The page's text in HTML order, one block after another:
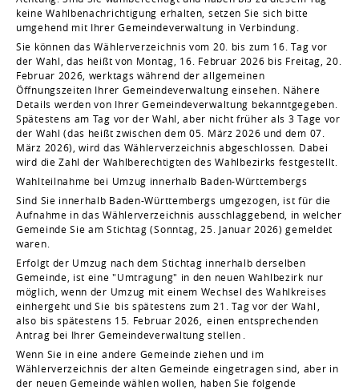
keine Wahlbenachrichtigung erhalten, setzen Sie sich bitte
umgehend mit Ihrer Gemeindeverwaltung in Verbindung.
Sie können das Wählerverzeichnis vom 20. bis zum 16. Tag vor
der Wahl, das heißt von Montag, 16. Februar 2026 bis Freitag, 20.
Februar 2026, werktags während der allgemeinen
Öffnungszeiten Ihrer Gemeindeverwaltung einsehen. Nähere
Details werden von Ihrer Gemeindeverwaltung bekanntgegeben.
Spätestens am Tag vor der Wahl, aber nicht früher als 3 Tage vor
der Wahl (das heißt zwischen dem 05. März 2026 und dem 07.
März 2026), wird das Wählerverzeichnis abgeschlossen. Dabei
wird die Zahl der Wahlberechtigten des Wahlbezirks festgestellt.
Wahlteilnahme bei Umzug innerhalb Baden-Württembergs
Sind Sie innerhalb Baden-Württembergs umgezogen, ist für die
Aufnahme in das Wählerverzeichnis ausschlaggebend, in welcher
Gemeinde Sie am Stichtag (Sonntag, 25. Januar 2026) gemeldet
waren.
Erfolgt der Umzug nach dem Stichtag innerhalb derselben
Gemeinde, ist eine "Umtragung" in den neuen Wahlbezirk nur
möglich, wenn der Umzug mit einem Wechsel des Wahlkreises
einhergeht und Sie bis spätestens zum 21. Tag vor der Wahl
also bis spätestens 15. Februar 2026,
einen entsprechenden
Antrag bei Ihrer Gemeindeverwaltung stellen
Wenn Sie in eine andere Gemeinde ziehen und im
Wählerverzeichnis der alten Gemeinde eingetragen sind, aber in
der neuen Gemeinde wählen wollen, haben Sie folgende